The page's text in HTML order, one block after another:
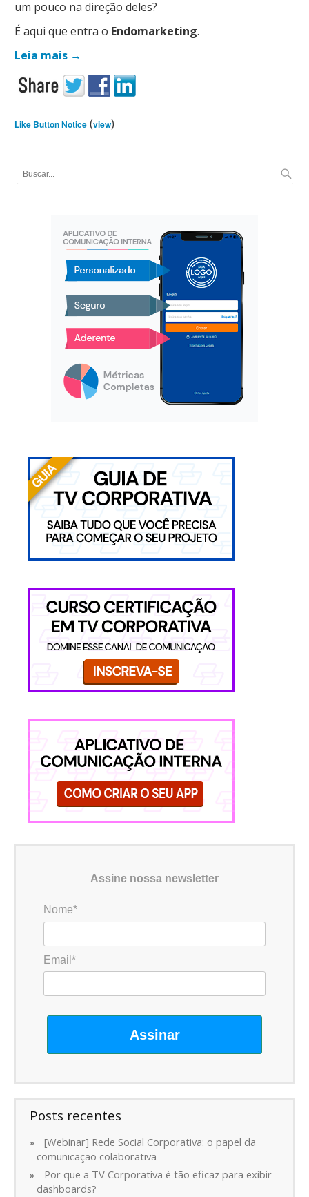
um pouco na direção deles?
É aqui que entra o Endomarketing.
Leia mais →
Like Button Notice (view)
Assine nossa newsletter
Nome*
Email*
Assinar
Posts recentes
[Webinar] Rede Social Corporativa: o papel da
comunicação colaborativa
Por que a TV Corporativa é tão eficaz para exibir
dashboards?